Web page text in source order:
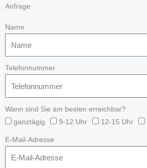
Anfrage
Name
Telefonnummer
Wann sind Sie am besten erreichbar?
ganztägig
9-12 Uhr 12-15 Uhr
E-Mail-Adresse